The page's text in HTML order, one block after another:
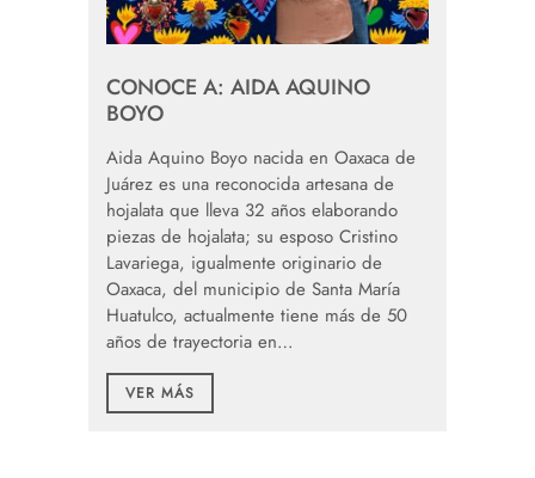
CONOCE A: AIDA AQUINO
BOYO
Aida Aquino Boyo nacida en Oaxaca de
Juárez es una reconocida artesana de
hojalata que lleva 32 años elaborando
piezas de hojalata; su esposo Cristino
Lavariega, igualmente originario de
Oaxaca, del municipio de Santa María
Huatulco, actualmente tiene más de 50
años de trayectoria en…
VER MÁS